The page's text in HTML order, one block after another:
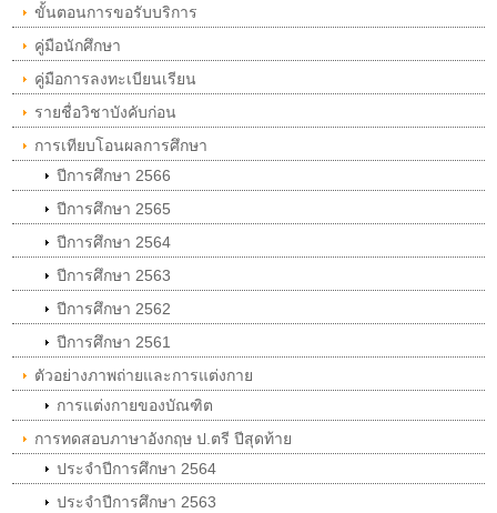
ขั้นตอนการขอรับบริการ
คู่มือนักศึกษา
คู่มือการลงทะเบียนเรียน
รายชื่อวิชาบังคับก่อน
การเทียบโอนผลการศึกษา
ปีการศึกษา 2566
ปีการศึกษา 2565
ปีการศึกษา 2564
ปีการศึกษา 2563
ปีการศึกษา 2562
ปีการศึกษา 2561
ตัวอย่างภาพถ่ายและการแต่งกาย
การแต่งกายของบัณฑิต
การทดสอบภาษาอังกฤษ ป.ตรี ปีสุดท้าย
ประจำปีการศึกษา 2564
ประจำปีการศึกษา 2563